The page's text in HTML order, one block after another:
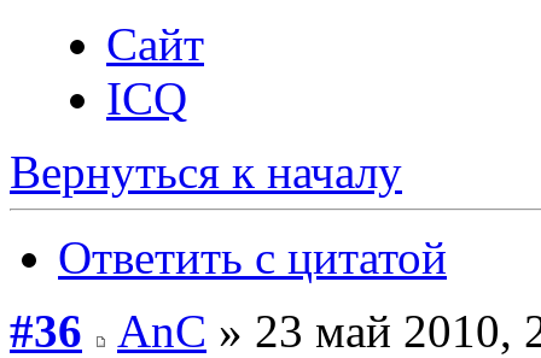
Сайт
ICQ
Вернуться к началу
Ответить с цитатой
#36
AnC » 23 май 2010,